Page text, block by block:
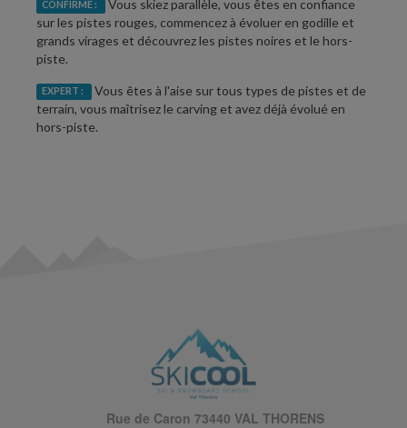
CONFIRMÉ :
Vous skiez parallèle, vous êtes en confiance
sur les pistes rouges, commencez à évoluer en godille et
grands virages et découvrez les pistes noires et le hors-
piste.
EXPERT :
Vous êtes à l'aise sur tous types de pistes et de
terrain, vous maîtrisez le carving et avez déjà évolué en
hors-piste.
Rue de Caron 73440 VAL THORENS